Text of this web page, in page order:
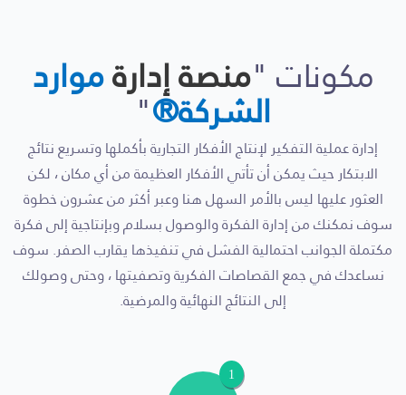
مكونات "منصة إدارةموارد
الشركة®"
إدارة عملية التفكير لإنتاج الأفكار التجارية بأكملها وتسريع نتائج
الابتكار حيث يمكن أن تأتي الأفكار العظيمة من أي مكان ، لكن
العثور عليها ليس بالأمر السهل هنا وعبر أكثر من عشرون خطوة
سوف نمكنك من إدارة الفكرة والوصول بسلام وبإنتاجية إلى فكرة
مكتملة الجوانب احتمالية الفشل في تنفيذها يقارب الصفر. سوف
نساعدك في جمع القصاصات الفكرية وتصفيتها ، وحتى وصولك
إلى النتائج النهائية والمرضية.
1